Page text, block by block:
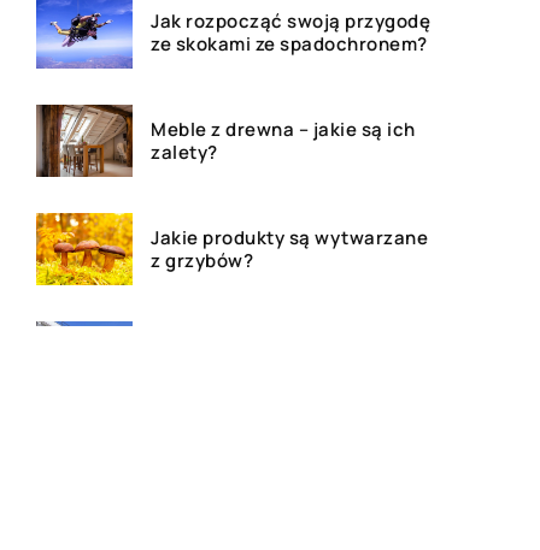
Jak rozpocząć swoją przygodę
ze skokami ze spadochronem?
Meble z drewna – jakie są ich
zalety?
Jakie produkty są wytwarzane
z grzybów?